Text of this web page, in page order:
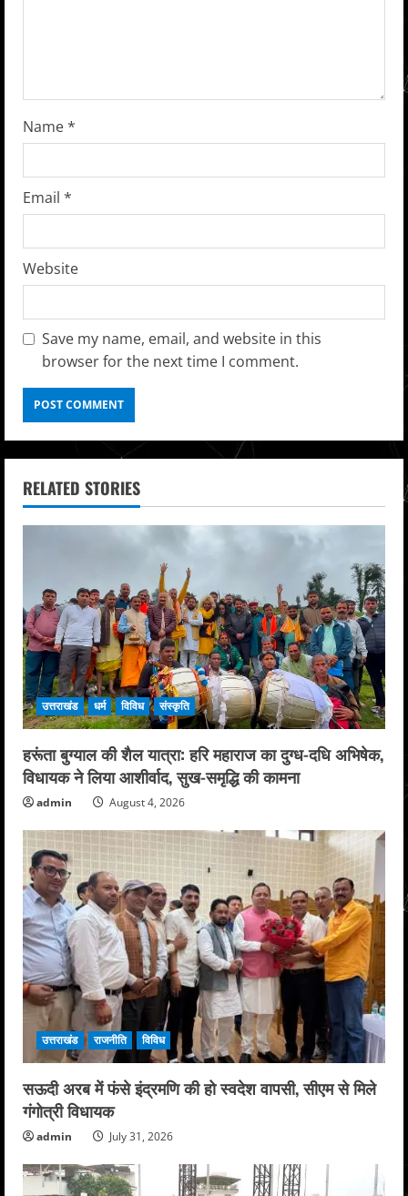
n
g
Name*
Email *
Website
Save my name, email, and website in this
browser for the next time I comment.
RELATED STORIES
उत्तराखंड धर्म विविध संस्कृति
हरूंता बुग्याल की शैल यात्रा: हरि महाराज का दुग्ध-दधि अभिषेक,
विधायक ने लिया आशीर्वाद, सुख-समृद्धि की कामना
admin August 4, 2026
उत्तराखंड राजनीति विविध
सऊदी अरब में फंसे इंद्रमणि की हो स्वदेश वापसी, सीएम से मिले
गंगोत्री विधायक
admin July 31, 2026